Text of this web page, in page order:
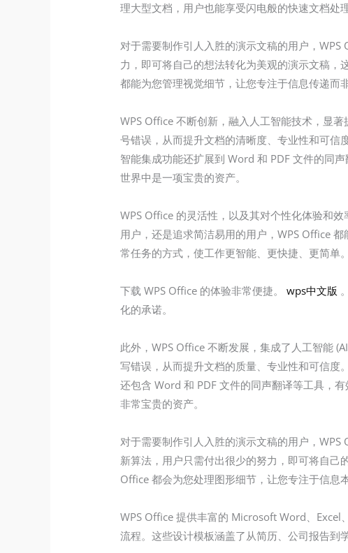
理大型文档，用户也能享受闪电般的快速文档处
对于需要制作引人入胜的演示文稿的用户，
力，即可将自己的想法转化为美观的演示文稿
都能为您管理视觉细节，让您专注于信息传递而非
WPS Office 不断创新，融入人工智能技术，显
号错误，从而提升文档的清晰度、专业性和可信
智能集成功能还扩展到 Word 和 PDF 文件的同
世界中是一项宝贵的资产。
WPS Office 的灵活性，以及其对个性化体验和
用户，还是追求简洁易用的用户，WPS Office
常任务的方式，使工作更智能、更快捷、更简单。
下载 WPS Office 的体验非常便捷。wps中文版
化的承诺。
此外，WPS Office 不断发展，集成了人工智能
写错误，从而提升文档的质量、专业性和可信度
还包含 Word 和 PDF 文件的同声翻译等工具，
非常宝贵的资产。
对于需要制作引人入胜的演示文稿的用户，
新算法，用户只需付出很少的努力，即可将自己
Office 都会为您处理图形细节，让您专注于信息
WPS Office 提供丰富的 Microsoft Word、Excel
流程。这些设计模板涵盖了从简历、公司报告到